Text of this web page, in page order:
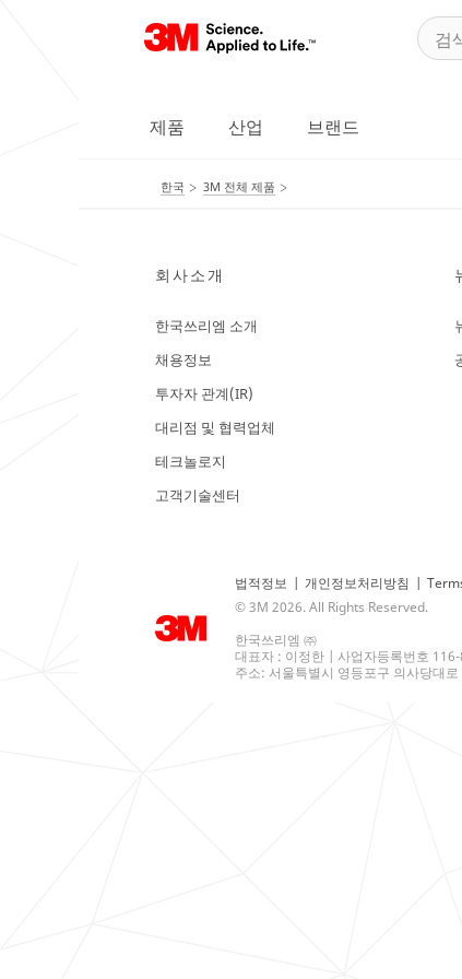
제품 산업 브랜드
한국 3M 전체 제품
회사소개
한국쓰리엠 소개
채용정보
투자자 관계(IR)
대리점 및 협력업체
테크놀로지
고객기술센터
법적정보 | 개인정보처리방침 |
© 3M 2026. All Rights Reserved.
한국쓰리엠 ㈜
대표자 : 이정한 | 사업자등록번호
주소: 서울특별시 영등포구 의사당대